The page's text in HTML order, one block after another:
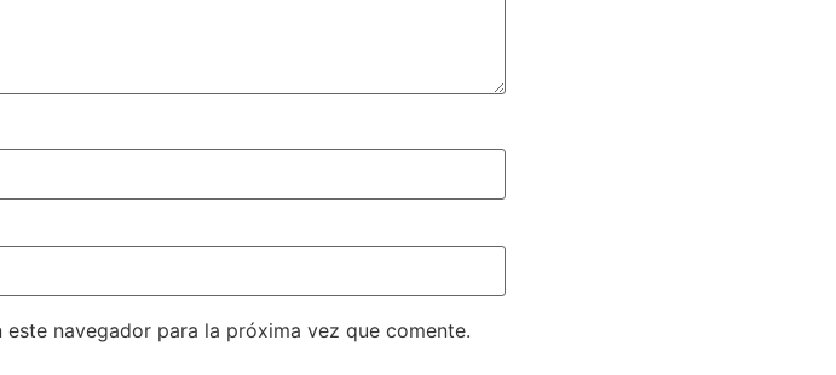
navegador para la próxima vez que comente.